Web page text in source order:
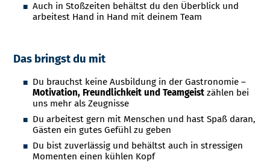
Auch in Stoßzeiten behältst du den Überblick und
arbeitest Hand in Hand mit deinem Team
Das bringst du mit
Du brauchst keine Ausbildung in der Gastronomie –
Motivation, Freundlichkeit und Teamgeist zählen bei
uns mehr als Zeugnisse
Du arbeitest gern mit Menschen und hast Spaß daran,
Gästen ein gutes Gefühl zu geben
Du bist zuverlässig und behältst auch in stressigen
Momenten einen kühlen Kopf